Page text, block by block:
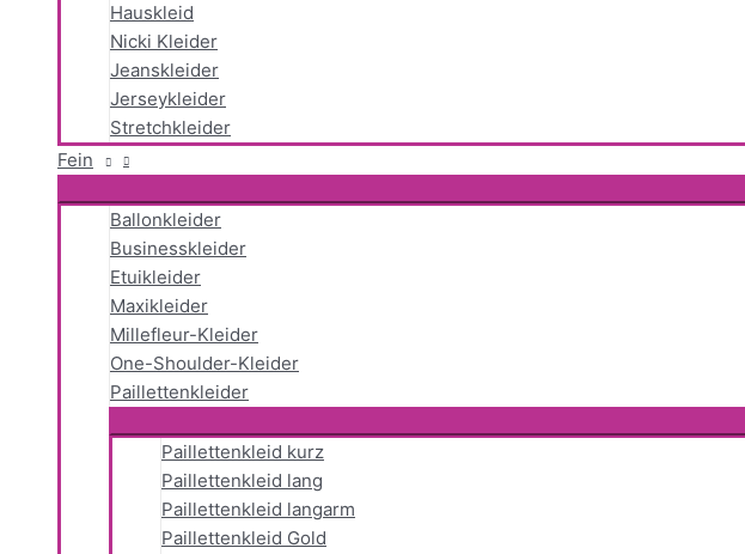
Hauskleid
Nicki Kleider
Jeanskleider
Jerseykleider
Stretchkleider
Fein
Ballonkleider
Businesskleider
Etuikleider
Maxikleider
Millefleur-Kleider
One-Shoulder-Kleider
Paillettenkleider
Paillettenkleid kurz
Paillettenkleid lang
Paillettenkleid langarm
Paillettenkleid Gold